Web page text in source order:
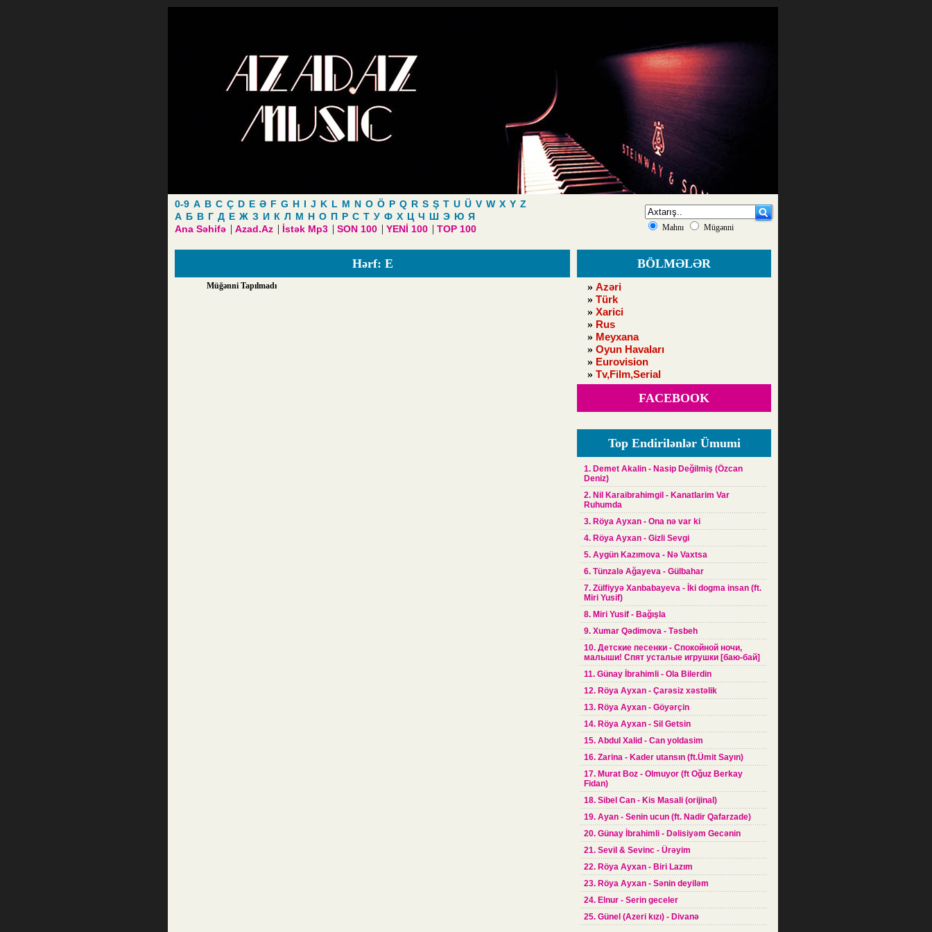
0-9 A B C Ç D E Ə F G H I J K L M N O Ö P Q R S Ş T U Ü V W X Y Z
А Б В Г Д Е Ж З И К Л М Н О П Р С Т У Ф Х Ц Ч Ш Э Ю Я
Ana Səhifə | Azad.Az | İstək Mp3 | SON 100 | YENİ 100 | TOP 100 Mahnı Mügənni
BÖLMƏLƏR
» Azəri
» Türk
» Xarici
» Rus
» Meyxana
» Oyun Havaları
» Eurovision
» Tv,Film,Serial
FACEBOOK
Top Endirilənlər Ümumi
1. Demet Akalin - Nasip Değilmiş (Özcan
Deniz)
2. Nil Karaibrahimgil - Kanatlarim Var
Ruhumda
3. Röya Ayxan - Ona nə var ki
4. Röya Ayxan - Gizli Sevgi
5. Aygün Kazımova - Nə Vaxtsa
6. Tünzalə Ağayeva - Gülbahar
7. Zülfiyyə Xanbabayeva - İki dogma insan (ft.
Miri Yusif)
8. Miri Yusif - Bağışla
9. Xumar Qədimova - Təsbeh
10. Детские песенки - Спокойной ночи,
малыши! Спят усталые игрушки [баю-бай]
11. Günay İbrahimli - Ola Bilerdin
12. Röya Ayxan - Çarəsiz xəstəlik
13. Röya Ayxan - Göyərçin
14. Röya Ayxan - Sil Getsin
15. Abdul Xalid - Can yoldasim
16. Zarina - Kader utansın (ft.Ümit Sayın)
17. Murat Boz - Olmuyor (ft Oğuz Berkay
Fidan)
18. Sibel Can - Kis Masali (orijinal)
19. Ayan - Senin ucun (ft. Nadir Qafarzade)
20. Günay İbrahimli - Dəlisiyəm Gecənin
21. Sevil & Sevinc - Ürəyim
22. Röya Ayxan - Biri Lazım
23. Röya Ayxan - Sənin deyiləm
24. Elnur - Serin geceler
25. Günel (Azeri kızı) - Divanə
Hərf: Е
Müğənni Tapılmadı